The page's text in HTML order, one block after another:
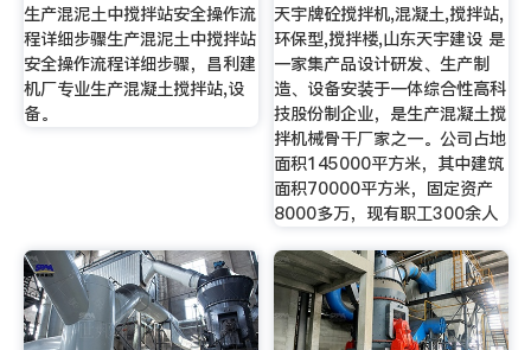
生产混泥土中搅拌站安全操作流
程详细步骤生产混泥土中搅拌站
安全操作流程详细步骤，昌利建
机厂专业生产混凝土搅拌站,设
备。
天宇牌砼搅拌机,混凝土,搅拌站,
环保型,搅拌楼,山东天宇建设 是
一家集产品设计研发、生产制
造、设备安装于一体综合性高科
技股份制企业，是生产混凝土搅
拌机械骨干厂家之一。公司占地
面积145000平方米，其中建筑
面积70000平方米，固定资产
8000多万，现有职工300余人